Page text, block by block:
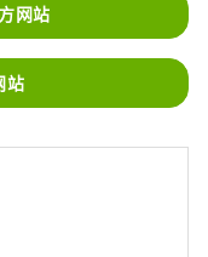
网站
站